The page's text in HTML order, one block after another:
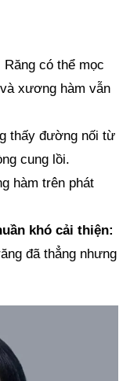
Răng có thể mọc
xương hàm vẫn
thấy đường nối từ
cung lồi.
hàm trên phát
khó cải thiện:
đã thẳng nhưng